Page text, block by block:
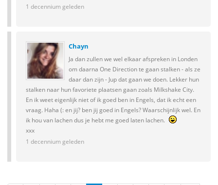
1 decennium geleden
Chayn
Ja dan zullen we wel elkaar afspreken in Londen
om daarna One Direction te gaan stalken - als ze
daar dan zijn - Jup dat gaan we doen. Lekker hun
stalken naar hun favoriete plaatsen gaan zoals Milkshake City.
En ik weet eigenlijk niet of ik goed ben in Engels, dat ik echt een
vraag. Haha (: en jij? ben jij goed in Engels? Waarschijnlijk wel. En
ik hou van lachen dus je hebt me goed laten lachen.
xxx
1 decennium geleden